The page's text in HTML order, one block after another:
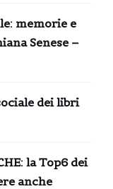
memorie e
Senese –
dei libri
la Top6 dei
anche